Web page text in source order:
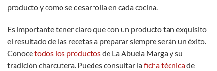
producto y como se desarrolla en cada cocina.
Es importante tener claro que con un producto tan exquisito
el resultado de las recetas a preparar siempre serán un éxito.
Conocetodos los productosde La Abuela Marga y su
tradición charcutera. Puedes consultar laficha técnicade